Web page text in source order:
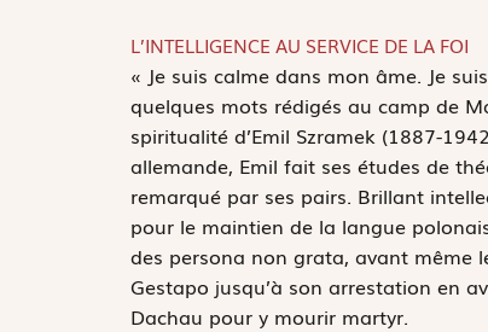
L’INTELLIGENCE AU SERVICE DE LA FOI
« Je suis calme dans mon âme. Je
quelques mots rédigés au camp de
spiritualité d’Emil Szramek (1887-
allemande, Emil fait ses études de
remarqué par ses pairs. Brillant
pour le maintien de la langue
des persona non grata, avant même
Gestapo jusqu’à son arrestation en
Dachau pour y mourir martyr.